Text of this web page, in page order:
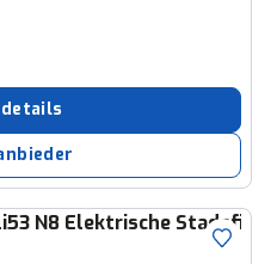
N8 Elektrische